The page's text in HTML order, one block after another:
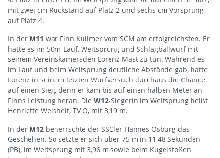
mit zwei cm Rückstand auf Platz 2 und sechs cm Vorsprung
auf Platz 4.
In der M11 war Finn Küllmer vom SCM am erfolgreichsten. Er
hatte es im 50m-Lauf, Weitsprung und Schlagballwurf mit
seinem Vereinskameraden Lorenz Mast zu tun. Während es
im Lauf und beim Weitsprung deutliche Abstände gab, hatte
Lorenz in seinem letzten Wurfversuch durchaus die Chance
auf einen Sieg, denn er kam bis auf einen halben Meter an
Finns Leistung heran. Die W12-Siegerin im Weitsprung heißt
Henriette Weisheit, TV O, mit 3,19 m.
In der M12 beherrschte der SSCler Hannes Osburg das
Geschehen. So setzte er sich über 75 m in 11,48 Sekunden
(PB), im Weitsprung mit 3,96 m sowie beim Kugelstoßen